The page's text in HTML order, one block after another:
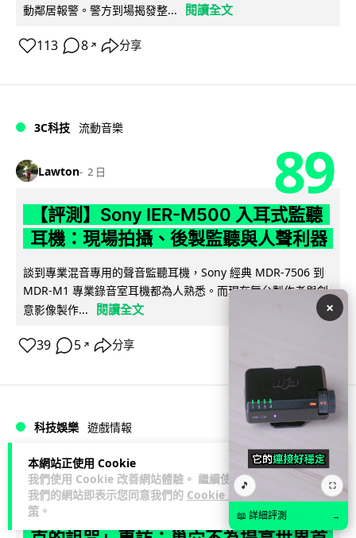
本網站正使用 Cookie
我們使用 Cookie 改善網站體驗。 繼續使用
我們的網站即表示您同意我們的 Cookie 政
策 。
動鄰居報警。警方到場揭發整...
閱讀全文
113 8 ↗ 分享
3C科技 流動音樂
Lawton 2 日 89
【評測】Sony IER-M500 入耳式監聽
耳機：現場拍攝、後製監聽與人聲利器
談到專業混音專用的聲音監聽耳機，Sony 經典 MDR-7506 到
MDR-M1 專業錄音室耳機都為人熟悉。而現在舞台製作者與創
意影像製作...
閱讀全文
39 5 ↗ 分享
科技娛樂 遊戲情報
天恩 2 日
《魔獸世界：至暗之夜》12.1 「烏拉特
×
🎵 ⛶
📖 詳細評測 →